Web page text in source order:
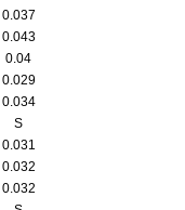
0.037
0.043
0.04
0.029
0.034
S
0.031
0.032
0.032